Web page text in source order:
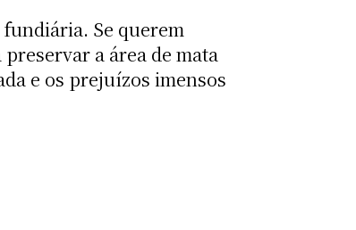
Se querem
a área de mata
e os prejuízos imensos